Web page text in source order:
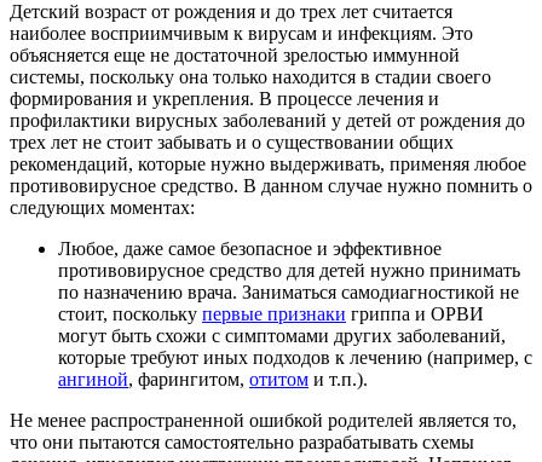
Детский возраст от рождения и до трех лет считается
наиболее восприимчивым к вирусам и инфекциям. Это
объясняется еще не достаточной зрелостью иммунной
системы, поскольку она только находится в стадии своего
формирования и укрепления. В процессе лечения и
профилактики вирусных заболеваний у детей от рождения до
трех лет не стоит забывать и о существовании общих
рекомендаций, которые нужно выдерживать, применяя любое
противовирусное средство. В данном случае нужно помнить о
следующих моментах:
Любое, даже самое безопасное и эффективное
противовирусное средство для детей нужно принимать
по назначению врача. Заниматься самодиагностикой не
стоит, поскольку первые признаки гриппа и ОРВИ
могут быть схожи с симптомами других заболеваний,
которые требуют иных подходов к лечению (например, с
ангиной, фарингитом, отитом и т.п.).
Не менее распространенной ошибкой родителей является то,
что они пытаются самостоятельно разрабатывать схемы